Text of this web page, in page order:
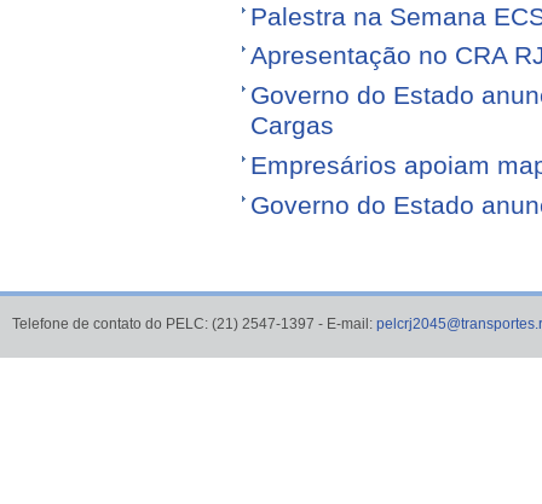
Palestra na Semana
Apresentação no CRA
Governo do Estado
Cargas
Empresários apoiam
Governo do Estado
Telefone de contato do PELC: (21) 2547-1397 - E-mail: